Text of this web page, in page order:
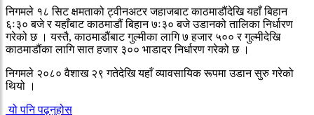
निगमले १८ सिट क्षमताको ट्वीनअटर जहाजबाट काठमाडौंदेखि यहाँ बिहान
६ः३० बजे र यहाँबाट काठमाडौं बिहान ७ः३० बजे उडानको तालिका निर्धारण
गरेको छ । यस्तै, काठमाडौंबाट गुल्मीका लागि ७ हजार ५०० र गुल्मीदेखि
काठमाडौंका लागि सात हजार ३०० भाडादर निर्धारण गरेको छ ।
निगमले २०८० वैशाख २९ गतेदेखि यहाँ व्यावसायिक रूपमा उडान सुरु गरेको
थियो ।
यो पनि पढ्नुहोस